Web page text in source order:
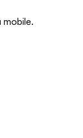
mobile.